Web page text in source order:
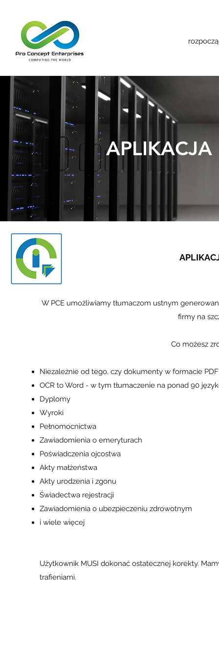
APLIKACJA
W PCE umożliwiamy tłumaczom ustnym
firmy na
Co możesz
Niezależnie od tego, czy dokumenty w formacie
OCR to Word - w tym tłumaczenie na ponad 90
Dyplomy
Wyroki
Pełnomocnictwa
Zawiadomienia o emeryturach
Poświadczenia ojcostwa
Akty małżeństwa
Akty urodzenia i zgonu
Świadectwa rejestracji
Zawiadomienia o ubezpieczeniu zdrowotnym
i wiele więcej
Użytkownik MUSI dokonać ostatecznej korekty.
trafieniami.